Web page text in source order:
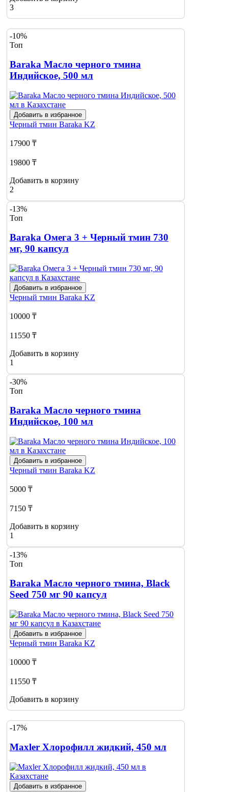
3
-10%
Топ
Baraka Масло черного тмина
Индийское, 500 мл
Добавить в избранное
Черный тмин Baraka KZ
17900 ₸
19800 ₸
Добавить в корзину
2
-13%
Топ
Baraka Омега 3 + Черный тмин 730
мг, 90 капсул
Добавить в избранное
Черный тмин Baraka KZ
10000 ₸
11550 ₸
Добавить в корзину
1
-30%
Топ
Baraka Масло черного тмина
Индийское, 100 мл
Добавить в избранное
Черный тмин Baraka KZ
5000 ₸
7150 ₸
Добавить в корзину
1
-13%
Топ
Baraka Масло черного тмина, Black
Seed 750 мг 90 капсул
Добавить в избранное
Черный тмин Baraka KZ
10000 ₸
11550 ₸
Добавить в корзину
-17%
Maxler Хлорофилл жидкий, 450 мл
Добавить в избранное